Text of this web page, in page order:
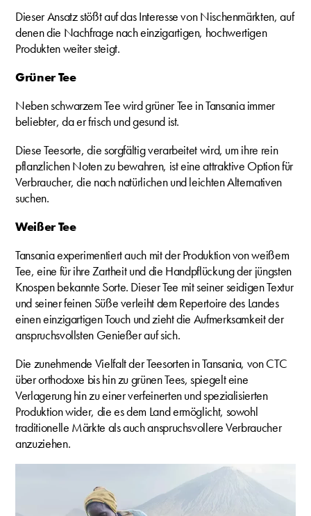
Dieser Ansatz stößt auf das Interesse von Nischenmärkten, auf
denen die Nachfrage nach einzigartigen, hochwertigen
Produkten weiter steigt.
Grüner Tee
Neben schwarzem Tee wird grüner Tee in Tansania immer
beliebter, da er frisch und gesund ist.
Diese Teesorte, die sorgfältig verarbeitet wird, um ihre rein
pflanzlichen Noten zu bewahren, ist eine attraktive Option für
Verbraucher, die nach natürlichen und leichten Alternativen
suchen.
Weißer Tee
Tansania experimentiert auch mit der Produktion von weißem
Tee, eine für ihre Zartheit und die Handpflückung der jüngsten
Knospen bekannte Sorte. Dieser Tee mit seiner seidigen Textur
und seiner feinen Süße verleiht dem Repertoire des Landes
einen einzigartigen Touch und zieht die Aufmerksamkeit der
anspruchsvollsten Genießer auf sich.
Die zunehmende Vielfalt der Teesorten in Tansania, von CTC
über orthodoxe bis hin zu grünen Tees, spiegelt eine
Verlagerung hin zu einer verfeinerten und spezialisierten
Produktion wider, die es dem Land ermöglicht, sowohl
traditionelle Märkte als auch anspruchsvollere Verbraucher
anzuziehen.